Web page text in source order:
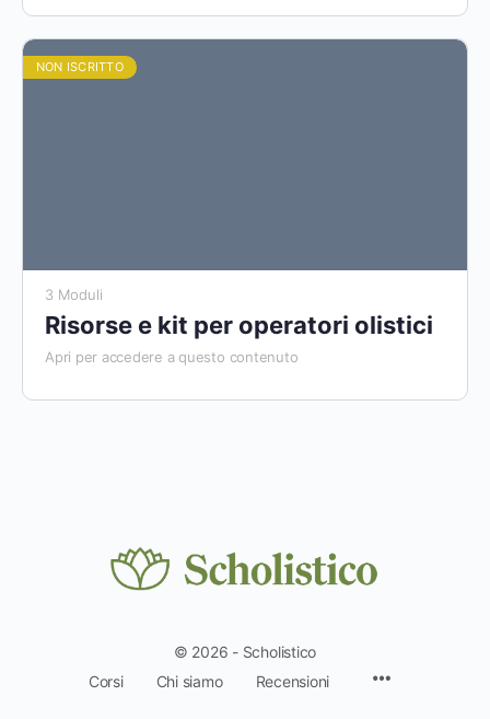
NON ISCRITTO
3 Moduli
Risorse e kit per operatori olistici
Apri per accedere a questo contenuto
© 2026 - Scholistico
Corsi
Chi siamo Recensioni